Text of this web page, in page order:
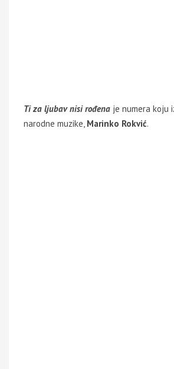
Ti za ljubav nisi rođena je numera koju
narodne muzike, Marinko Rokvić.